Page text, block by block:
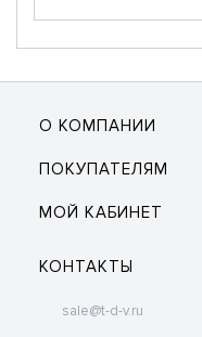
О КОМПАНИИ
ПОКУПАТЕЛЯМ
МОЙ КАБИНЕТ
КОНТАКТЫ
sale@t-d-v.ru